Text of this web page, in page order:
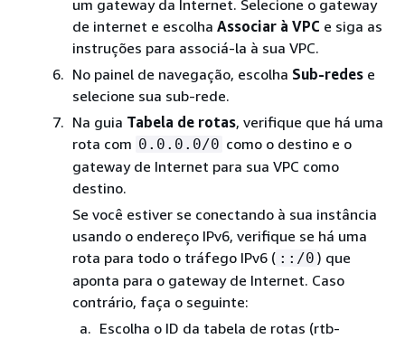
um gateway da Internet. Selecione o gateway
de internet e escolha Associar à VPC e siga as
instruções para associá-la à sua VPC.
No painel de navegação, escolha Sub-redes e
selecione sua sub-rede.
Na guia Tabela de rotas, verifique que há uma
rota com 0.0.0.0/0 como o destino e o
gateway de Internet para sua VPC como
destino.
Se você estiver se conectando à sua instância
usando o endereço IPv6, verifique se há uma
rota para todo o tráfego IPv6 ( ::/0 ) que
aponta para o gateway de Internet. Caso
contrário, faça o seguinte:
Escolha o ID da tabela de rotas (rtb-